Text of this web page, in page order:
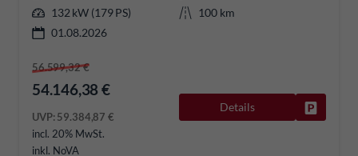
132 kW (179 PS)
100 km
01.08.2026
56.599,32 €
54.146,38 €
UVP:59.384,87 €
incl. 20% MwSt.
inkl. NoVA
Details